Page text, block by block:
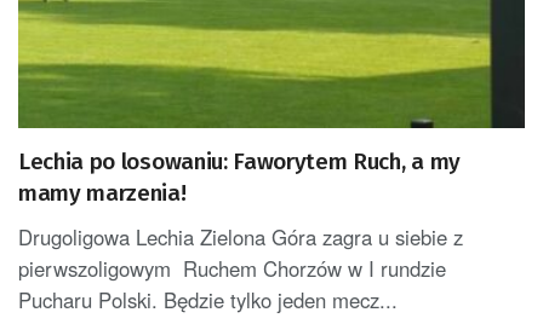
Lechia po losowaniu: Faworytem Ruch, a my
mamy marzenia!
Drugoligowa Lechia Zielona Góra zagra u siebie z
pierwszoligowym Ruchem Chorzów w I rundzie
Pucharu Polski. Będzie tylko jeden mecz...